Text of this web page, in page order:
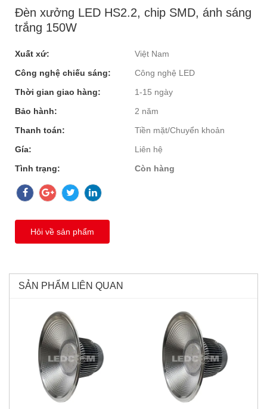
Đèn xưởng LED HS2.2, chip SMD, ánh sáng
trắng 150W
Xuất xứ:
Việt Nam
Công nghệ chiếu sáng:
Công nghệ LED
Thời gian giao hàng:
1-15 ngày
Bảo hành:
2 năm
Thanh toán:
Tiền mặt/Chuyển khoản
Gía:
Liên hệ
Tình trạng:
Còn hàng
Hỏi về sản phẩm
SẢN PHẨM LIÊN QUAN